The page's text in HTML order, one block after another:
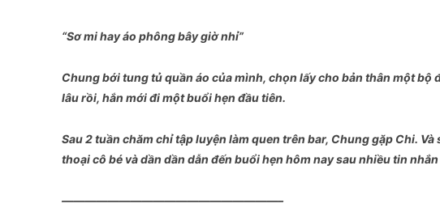
“Sơ mi hay áo phông bây giờ nhỉ”
Chung bới tung tủ quần áo của mình, chọn lấy cho bản thân một bộ
lâu rồi, hắn mới đi một buổi hẹn đầu tiên.
Sau 2 tuần chăm chỉ tập luyện làm quen trên bar, Chung gặp Chi.
thoại cô bé và dần dần dẫn đến buổi hẹn hôm nay sau nhiều tin nhắn
———————————————————–